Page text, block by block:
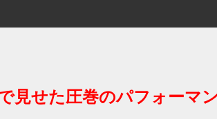
見せた圧巻のパフォーマ